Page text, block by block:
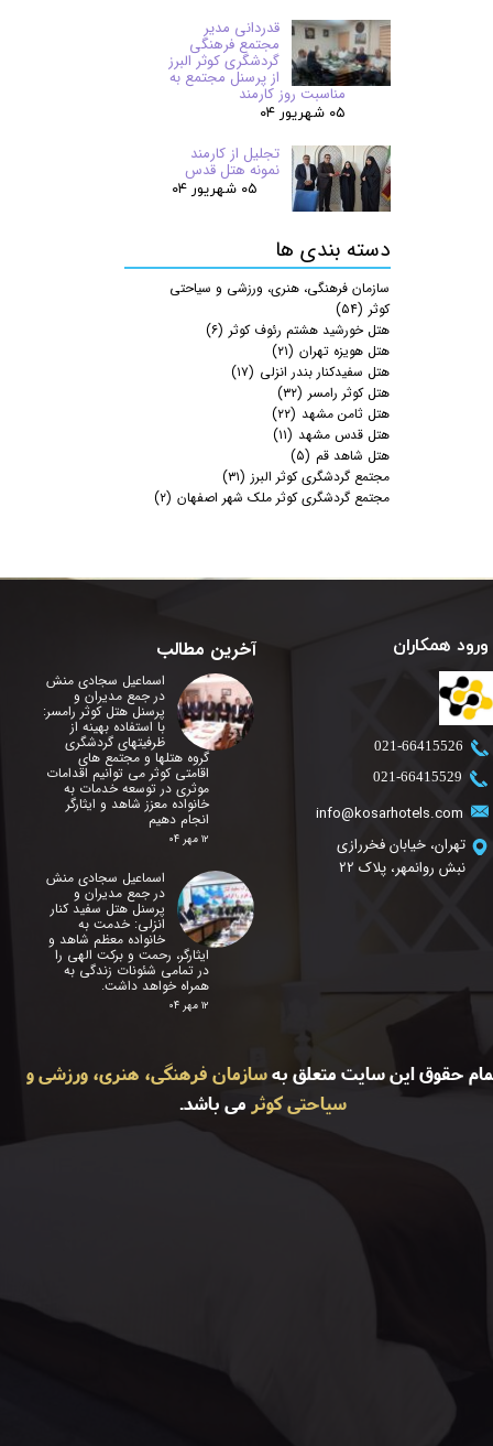
قدردانی مدیر
مجتمع فرهنگی
گردشگری کوثر البرز
از پرسنل مجتمع به
مناسبت روز کارمند
۰۵ شهریور ۰۴
تجلیل از کارمند
نمونه هتل قدس
۰۵ شهریور ۰۴
دسته بندی ها
سازمان فرهنگی، هنری، ورزشی و سیاحتی
کوثر (۵۴)
هتل خورشید هشتم رئوف کوثر (۶)
هتل هویزه تهران (۲۱)
هتل سفیدکنار بندر انزلی (۱۷)
هتل کوثر رامسر (۳۲)
هتل ثامن مشهد (۲۲)
هتل قدس مشهد (۱۱)
هتل شاهد قم (۵)
مجتمع گردشگری کوثر البرز (۳۱)
مجتمع گردشگری کوثر ملک شهر اصفهان (۲)
info@kosarhotels.com
تهران، خیابان فخررازی
نبش روانمهر، پلاک 22
​021-66415526
​021-66415529
آخرین مطالب
حقوق این سایت متعلق بهسازمان فرهنگی، هنری، ورزشی و
سیاحتی کوثر می باشد.
اسماعیل سجادی منش
در جمع مدیران و
پرسنل هتل کوثر رامسر:
با استفاده بهینه از
ظرفیتهای گردشگری
گروه هتلها و مجتمع های
اقامتی کوثر می توانیم اقدامات
موثری در توسعه خدمات به
خانواده معزز شاهد و ایثارگر
انجام دهیم
۱۲ مهر ۰۴
اسماعیل سجادی منش
در جمع مدیران و
پرسنل هتل سفید کنار
انزلی: خدمت به
خانواده معظم شاهد و
ایثارگر، رحمت و برکت الهی را
در تمامی شئونات زندگی به
همراه خواهد داشت.
۱۲ مهر ۰۴
ورود همکاران